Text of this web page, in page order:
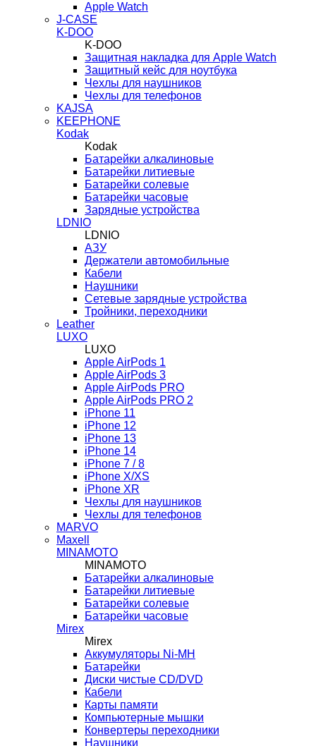
Apple Watch
J-CASE
K-DOO
K-DOO
Защитная накладка для Apple Watch
Защитный кейс для ноутбука
Чехлы для наушников
Чехлы для телефонов
KAJSA
KEEPHONE
Kodak
Kodak
Батарейки алкалиновые
Батарейки литиевые
Батарейки солевые
Батарейки часовые
Зарядные устройства
LDNIO
LDNIO
АЗУ
Держатели автомобильные
Кабели
Наушники
Сетевые зарядные устройства
Тройники, переходники
Leather
LUXO
LUXO
Apple AirPods 1
Apple AirPods 3
Apple AirPods PRO
Apple AirPods PRO 2
iPhone 11
iPhone 12
iPhone 13
iPhone 14
iPhone 7 / 8
iPhone X/XS
iPhone XR
Чехлы для наушников
Чехлы для телефонов
MARVO
Maxell
MINAMOTO
MINAMOTO
Батарейки алкалиновые
Батарейки литиевые
Батарейки солевые
Батарейки часовые
Mirex
Mirex
Аккумуляторы Ni-MH
Батарейки
Диски чистые CD/DVD
Кабели
Карты памяти
Компьютерные мышки
Конвертеры переходники
Наушники